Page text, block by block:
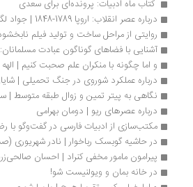
کتاب ماه ادبیات: پرونده‌ای برای سعدی
درباره عصر انقلاب: اروپا 1789-1848 | جواد لگزیان
روایتی از مراحل ساخت و تولید فیلم نابخشوده‌ی
آشنایی با فضاهای گوناگون عبادت مسلمانان:
و اما چگونه با منکران علم صحبت کنیم | الهه شمس
درباره عملکرد شوروی در جنگ تحمیلی | شایان
نگاهی به پیتر تمین و زوال طبقه متوسط | سارا
درباره عصرهای ریو | دومان بهرامی
مکتب‌سازی از ادبیات فارسی در گفت‌وگو با رضا صمیم
در حاشیه گوبسک رباخوار | نادر شهریوری (صدقی)
پیرامون مامور مخفی کنراد | احسان صالحی‌زرند
در خانه بمان و ویولنیست شو!